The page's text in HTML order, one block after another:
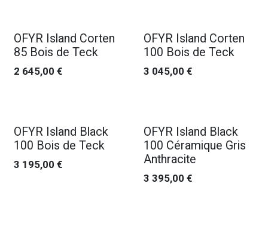
OFYR Island Corten
85 Bois de Teck
2 645,00 €
OFYR Island Corten
100 Bois de Teck
3 045,00 €
OFYR Island Black
100 Bois de Teck
3 195,00 €
OFYR Island Black
100 Céramique Gris
Anthracite
3 395,00 €